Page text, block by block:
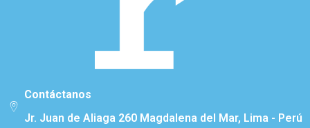
Contáctanos
Jr. Juan de Aliaga 260 Magdalena del Mar, Lima - Perú